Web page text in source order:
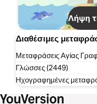
Λήψη
Διαθέσιμες
Μεταφράσεις Αγίας
Γλώσσες (2449)
Ηχογραφημένες